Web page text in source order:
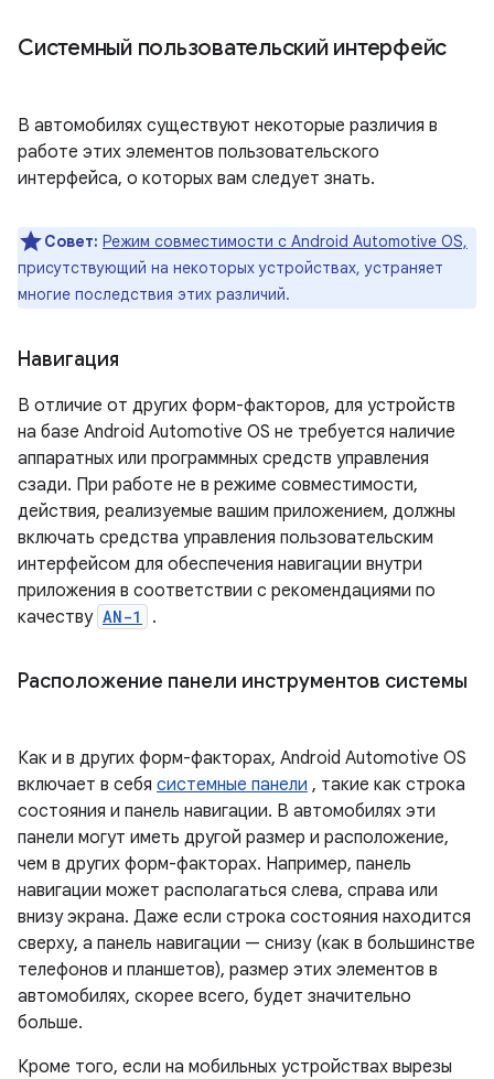
Системный пользовательский интерфейс
В автомобилях существуют некоторые различия в
работе этих элементов пользовательского
интерфейса, о которых вам следует знать.
Совет: Режим совместимости с Android Automotive OS,
присутствующий на некоторых устройствах, устраняет
многие последствия этих различий.
Навигация
В отличие от других форм-факторов, для устройств
на базе Android Automotive OS не требуется наличие
аппаратных или программных средств управления
сзади. При работе не в режиме совместимости,
действия, реализуемые вашим приложением, должны
включать средства управления пользовательским
интерфейсом для обеспечения навигации внутри
приложения в соответствии с рекомендациями по
качеству AN-1 .
Расположение панели инструментов системы
Как и в других форм-факторах, Android Automotive OS
включает в себя системные панели , такие как строка
состояния и панель навигации. В автомобилях эти
панели могут иметь другой размер и расположение,
чем в других форм-факторах. Например, панель
навигации может располагаться слева, справа или
внизу экрана. Даже если строка состояния находится
сверху, а панель навигации — снизу (как в большинстве
телефонов и планшетов), размер этих элементов в
автомобилях, скорее всего, будет значительно
больше.
Кроме того, если на мобильных устройствах вырезы